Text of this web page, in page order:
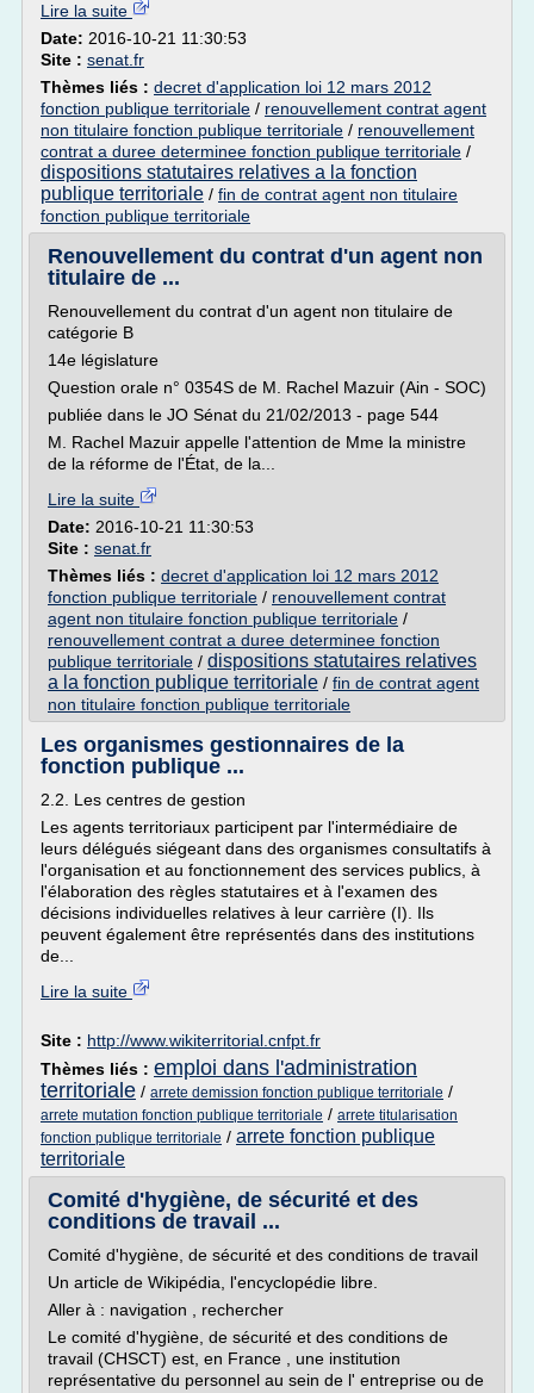
Lire la suite
Date: 2016-10-21 11:30:53
Site : senat.fr
Thèmes liés : decret d'application loi 12 mars 2012
fonction publique territoriale / renouvellement contrat agent
non titulaire fonction publique territoriale / renouvellement
contrat a duree determinee fonction publique territoriale /
dispositions statutaires relatives a la fonction
publique territoriale / fin de contrat agent non titulaire
fonction publique territoriale
Renouvellement du contrat d'un agent non
titulaire de ...
Renouvellement du contrat d'un agent non titulaire de
catégorie B
14e législature
Question orale n° 0354S de M. Rachel Mazuir (Ain - SOC)
publiée dans le JO Sénat du 21/02/2013 - page 544
M. Rachel Mazuir appelle l'attention de Mme la ministre
de la réforme de l'État, de la...
Lire la suite
Date: 2016-10-21 11:30:53
Site : senat.fr
Thèmes liés : decret d'application loi 12 mars 2012
fonction publique territoriale / renouvellement contrat
agent non titulaire fonction publique territoriale /
renouvellement contrat a duree determinee fonction
publique territoriale / dispositions statutaires relatives
a la fonction publique territoriale / fin de contrat agent
non titulaire fonction publique territoriale
Les organismes gestionnaires de la
fonction publique ...
2.2. Les centres de gestion
Les agents territoriaux participent par l'intermédiaire de
leurs délégués siégeant dans des organismes consultatifs à
l'organisation et au fonctionnement des services publics, à
l'élaboration des règles statutaires et à l'examen des
décisions individuelles relatives à leur carrière (I). Ils
peuvent également être représentés dans des institutions
de...
Lire la suite
Site : http://www.wikiterritorial.cnfpt.fr
Thèmes liés : emploi dans l'administration
territoriale / arrete demission fonction publique territoriale /
arrete mutation fonction publique territoriale / arrete titularisation
fonction publique territoriale / arrete fonction publique
territoriale
Comité d'hygiène, de sécurité et des
conditions de travail ...
Comité d'hygiène, de sécurité et des conditions de travail
Un article de Wikipédia, l'encyclopédie libre.
Aller à : navigation , rechercher
Le comité d'hygiène, de sécurité et des conditions de
travail (CHSCT) est, en France , une institution
représentative du personnel au sein de l' entreprise ou de